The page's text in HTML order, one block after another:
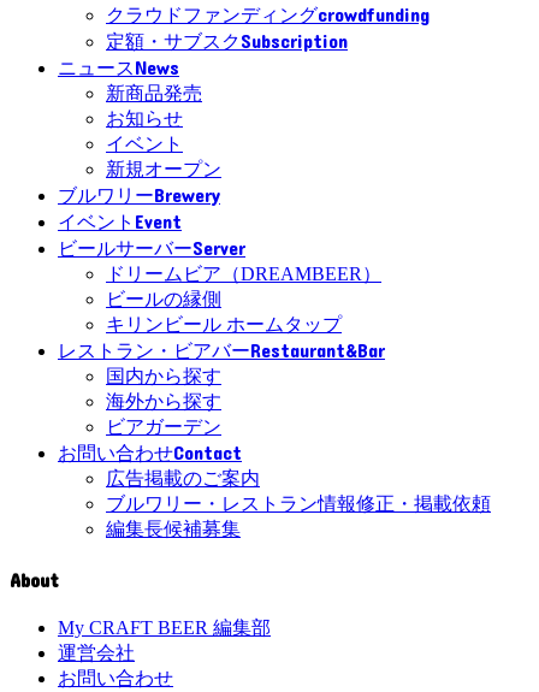
クラウドファンディングcrowdfunding
定額・サブスクSubscription
ニュースNews
新商品発売
お知らせ
イベント
新規オープン
ブルワリーBrewery
イベント Event
ビールサーバーServer
ドリームビア（DREAMBEER）
ビールの縁側
キリンビール ホームタップ
レストラン・ビアバーRestaurant&Bar
国内から探す
海外から探す
ビアガーデン
お問い合わせContact
広告掲載のご案内
ブルワリー・レストラン情報修正・掲載依頼
編集長候補募集
About
My CRAFT BEER 編集部
運営会社
お問い合わせ